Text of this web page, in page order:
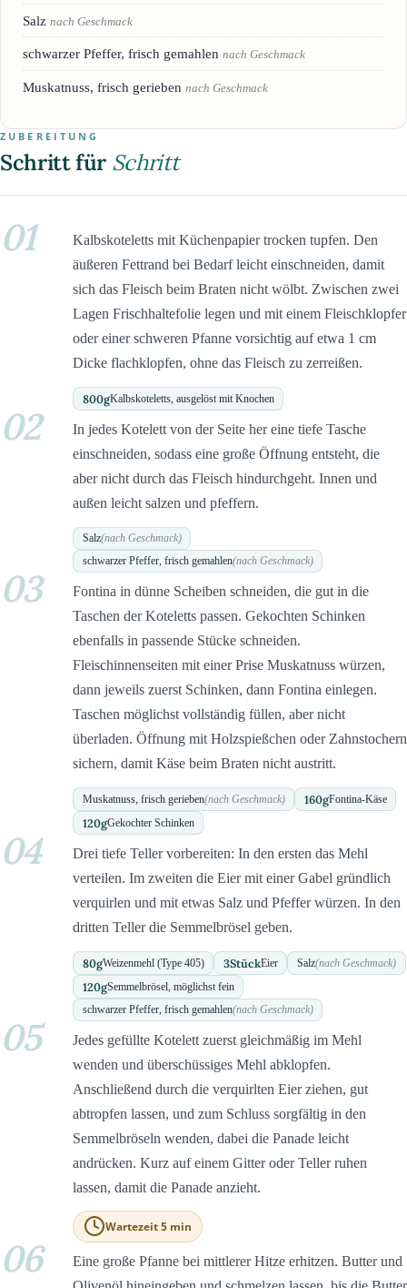
Salz nach Geschmack
schwarzer Pfeffer, frisch gemahlen nach Geschmack
Muskatnuss, frisch gerieben nach Geschmack
ZUBEREITUNG
Schritt für Schritt
01
Kalbskoteletts mit Küchenpapier trocken tupfen. Den
äußeren Fettrand bei Bedarf leicht einschneiden, damit
sich das Fleisch beim Braten nicht wölbt. Zwischen zwei
Lagen Frischhaltefolie legen und mit einem Fleischklopfer
oder einer schweren Pfanne vorsichtig auf etwa 1 cm
Dicke flachklopfen, ohne das Fleisch zu zerreißen.
800gKalbskoteletts, ausgelöst mit Knochen
02
In jedes Kotelett von der Seite her eine tiefe Tasche
einschneiden, sodass eine große Öffnung entsteht, die
aber nicht durch das Fleisch hindurchgeht. Innen und
außen leicht salzen und pfeffern.
Salz(nach Geschmack)
schwarzer Pfeffer, frisch gemahlen(nach Geschmack)
03
Fontina in dünne Scheiben schneiden, die gut in die
Taschen der Koteletts passen. Gekochten Schinken
ebenfalls in passende Stücke schneiden.
Fleischinnenseiten mit einer Prise Muskatnuss würzen,
dann jeweils zuerst Schinken, dann Fontina einlegen.
Taschen möglichst vollständig füllen, aber nicht
überladen. Öffnung mit Holzspießchen oder Zahnstochern
sichern, damit Käse beim Braten nicht austritt.
Muskatnuss, frisch gerieben(nach Geschmack) 160gFontina-Käse
120gGekochter Schinken
04
Drei tiefe Teller vorbereiten: In den ersten das Mehl
verteilen. Im zweiten die Eier mit einer Gabel gründlich
verquirlen und mit etwas Salz und Pfeffer würzen. In den
dritten Teller die Semmelbrösel geben.
80gWeizenmehl (Type 405) 3StückEier Salz(nach Geschmack)
120gSemmelbrösel, möglichst fein
schwarzer Pfeffer, frisch gemahlen(nach Geschmack)
05
Jedes gefüllte Kotelett zuerst gleichmäßig im Mehl
wenden und überschüssiges Mehl abklopfen.
Anschließend durch die verquirlten Eier ziehen, gut
abtropfen lassen, und zum Schluss sorgfältig in den
Semmelbröseln wenden, dabei die Panade leicht
andrücken. Kurz auf einem Gitter oder Teller ruhen
lassen, damit die Panade anzieht.
Wartezeit 5 min
06
Eine große Pfanne bei mittlerer Hitze erhitzen. Butter und